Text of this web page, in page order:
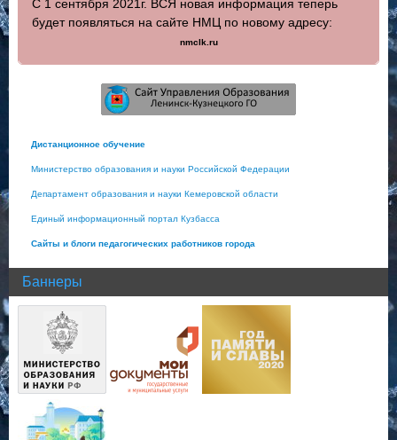
С 1 сентября 2021г. ВСЯ новая информация теперь
будет появляться на сайте НМЦ по новому адресу:
nmclk.ru
Дистанционное обучение
Министерство образования и науки Российской Федерации
Департамент образования и науки Кемеровской области
Единый информационный портал Кузбасса
Сайты и блоги педагогических работников города
Баннеры